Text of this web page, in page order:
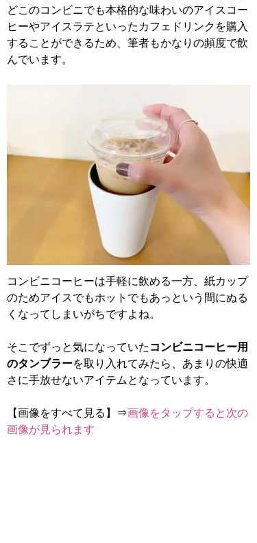
どこのコンビニでも本格的な味わいのアイスコー
ヒーやアイスラテといったカフェドリンクを購入
することができるため、筆者もかなりの頻度で飲
んでいます。
コンビニコーヒーは手軽に飲める一方、紙カップ
のためアイスでもホットでもあっという間にぬる
くなってしまいがちですよね。
そこでずっと気になっていた コンビニコーヒー用
のタンブラーを取り入れてみたら、あまりの快適
さに手放せないアイテムとなっています。
【画像をすべて見る】⇒画像をタップすると次の
画像が見られます